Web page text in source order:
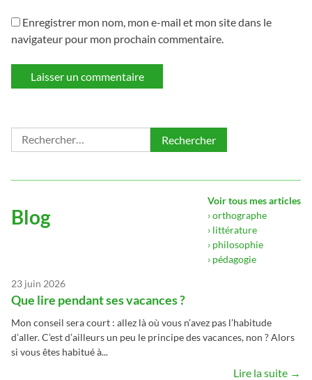
Enregistrer mon nom, mon e-mail et mon site dans le
navigateur pour mon prochain commentaire.
Rechercher :
Blog
Voir tous mes articles
› orthographe
› littérature
› philosophie
› pédagogie
23 juin 2026
Que lire pendant ses vacances ?
Mon conseil sera court : allez là où vous n’avez pas l’habitude
d’aller. C’est d’ailleurs un peu le principe des vacances, non ? Alors
si vous êtes habitué à...
Lire la suite →